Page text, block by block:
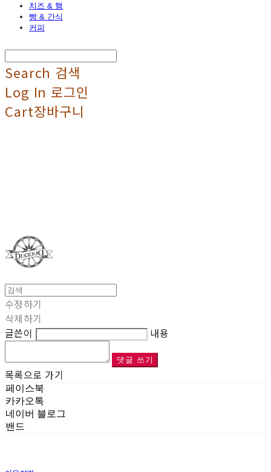
치즈 & 햄
빵 & 간식
커피
Search 검색
Log In 로그인
Cart장바구니
수정하기
삭제하기
글쓴이
내용
댓글 쓰기
목록으로 가기
페이스북
카카오톡
네이버 블로그
밴드